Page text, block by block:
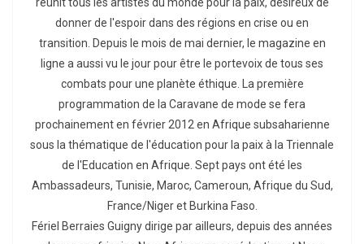
donner de l'espoir dans des régions en crise ou en
transition. Depuis le mois de mai dernier, le magazine en
ligne a aussi vu le jour pour être le portevoix de tous ses
combats pour une planète éthique. La première
programmation de la Caravane de mode se fera
prochainement en février 2012 en Afrique subsaharienne
sous la thématique de l'éducation pour la paix à la Triennale
de l'Education en Afrique. Sept pays ont été les
Ambassadeurs, Tunisie, Maroc, Cameroun, Afrique du Sud,
France/Niger et Burkina Faso.
Fériel Berraies Guigny dirige par ailleurs, depuis des années